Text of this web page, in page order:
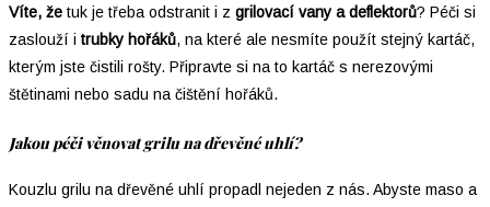
Víte, že tuk je třeba odstranit i z grilovací vany a deflektorů? Péči si
zaslouží i trubky hořáků, na které ale nesmíte použít stejný kartáč,
kterým jste čistili rošty. Připravte si na to kartáč s nerezovými
štětinami nebo sadu na čištění hořáků.
Jakou péči věnovat grilu na dřevěné uhlí?
Kouzlu grilu na dřevěné uhlí propadl nejeden z nás. Abyste maso a